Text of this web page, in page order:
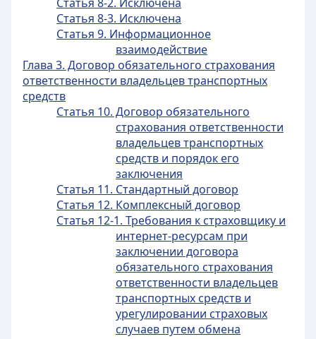
Статья 8-3. Исключена
Статья 9. Информационное
взаимодействие
Глава 3. Договор обязательного страхования
ответственности владельцев транспортных
средств
Статья 10. Договор обязательного
страхования ответственности
владельцев транспортных
средств и порядок его
заключения
Статья 11. Стандартный договор
Статья 12. Комплексный договор
Статья 12-1. Требования к страховщику и
интернет-ресурсам при
заключении договора
обязательного страхования
ответственности владельцев
транспортных средств и
урегулировании страховых
случаев путем обмена